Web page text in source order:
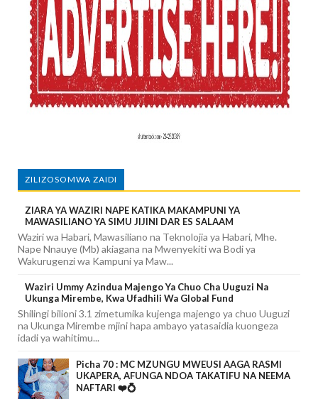
ZILIZOSOMWA ZAIDI
ZIARA YA WAZIRI NAPE KATIKA MAKAMPUNI YA
MAWASILIANO YA SIMU JIJINI DAR ES SALAAM
Waziri wa Habari, Mawasiliano na Teknolojia ya Habari, Mhe.
Nape Nnauye (Mb) akiagana na Mwenyekiti wa Bodi ya
Wakurugenzi wa Kampuni ya Maw...
Waziri Ummy Azindua Majengo Ya Chuo Cha Uuguzi Na
Ukunga Mirembe, Kwa Ufadhili Wa Global Fund
Shilingi bilioni 3.1 zimetumika kujenga majengo ya chuo Uuguzi
na Ukunga Mirembe mjini hapa ambayo yatasaidia kuongeza
idadi ya wahitimu...
Picha 70 : MC MZUNGU MWEUSI AAGA RASMI
UKAPERA, AFUNGA NDOA TAKATIFU NA NEEMA
NAFTARI ❤️💍